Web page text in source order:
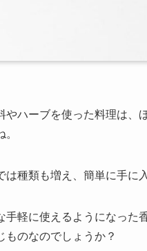
やハーブを使った料理は、
は種類も増え、簡単に手に
手軽に使えるようになった
ものなのでしょうか？